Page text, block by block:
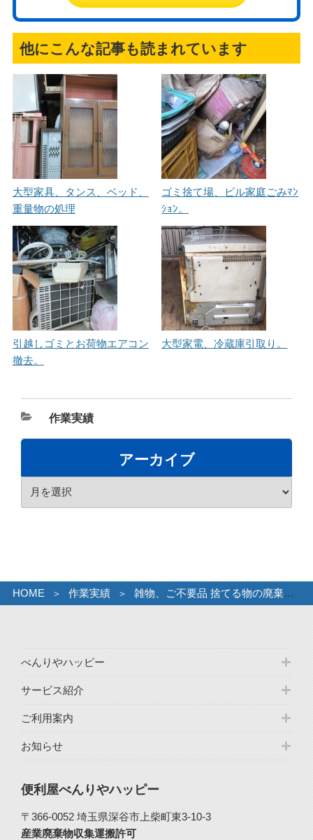
他にこんな記事も読まれています
大型家具、タンス、ベッド、
重量物の処理
ゴミ捨て場、ビル家庭ごみﾏﾝ
ｼｮﾝ。
引越しゴミとお荷物エアコン
撤去。
大型家電、冷蔵庫引取り。
カ
テ
ー
作業実績
アーカイブ
HOME 作業実績 雑物、ご不要品 捨てる物の廃棄ひきとり
べんりやハッピー
サービス紹介
ご利用案内
お知らせ
便利屋べんりやハッピー
〒366-0052 埼玉県深谷市上柴町東3-10-3
産業廃棄物収集運搬許可